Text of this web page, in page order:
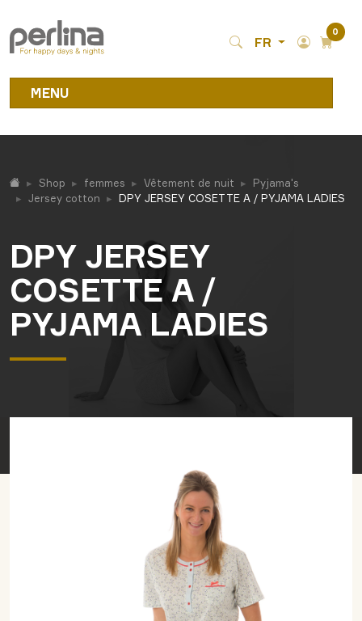
FR
0
MENU
Shop femmes Vêtement de nuit
Pyjama's
Jersey cotton
DPY JERSEY COSETTE A / PYJAMA LADIES
DPY JERSEY
COSETTE A /
PYJAMA LADIES